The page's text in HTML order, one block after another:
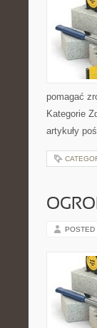
pomagać
Kategorie
artykuły
POSTED